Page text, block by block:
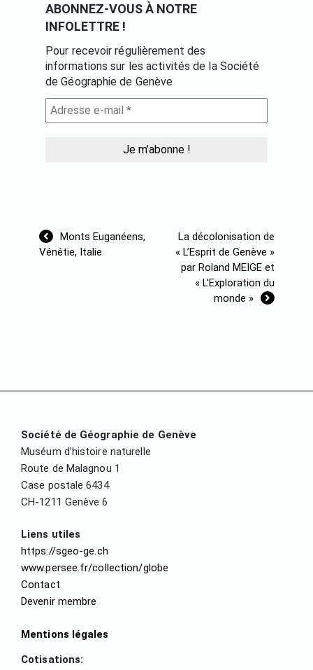
ABONNEZ-VOUS À NOTRE
INFOLETTRE !
Pour recevoir régulièrement des
informations sur les activités de la Société
de Géographie de Genève
Navigation
de
Monts Euganéens,
Vénétie, Italie
La décolonisation de
« L’Esprit de Genève »
par Roland MEIGE et
« L’Exploration du
monde »
Société de Géographie de Genève
Muséum d’histoire naturelle
Route de Malagnou 1
Case postale 6434
CH-1211 Genève 6
Liens utiles
https://sgeo-ge.ch
www.persee.fr/collection/globe
Contact
Devenir membre
Mentions légales
Cotisations: